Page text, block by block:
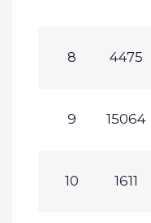
8 4475
9 15064
10 1611